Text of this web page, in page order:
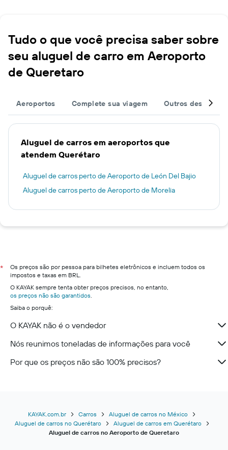
Tudo o que você precisa saber sobre
seu aluguel de carro em Aeroporto
de Queretaro
Aeroportos Complete sua viagem Outros destinos
Aluguel de carros em aeroportos que
atendem Querétaro
Aluguel de carros perto de Aeroporto de León Del Bajio
Aluguel de carros perto de Aeroporto de Morelia
*
Os preços são por pessoa para bilhetes eletrônicos e incluem todos os
impostos e taxas em BRL.
O KAYAK sempre tenta obter preços precisos, no entanto,
os preços não são garantidos
Saiba o porquê:
O KAYAK não é o vendedor
Nós reunimos toneladas de informações para você
Por que os preços não são 100% precisos?
KAYAK.com.br Carros
Aluguel de carros no México
Aluguel de carros no Querétaro
Aluguel de carros em Querétaro
Aluguel de carros no Aeroporto de Queretaro